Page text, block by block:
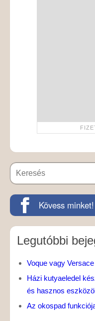
Kövess minket!
Legutóbbi
Voque vagy
Házi kutyaeledel
és hasznos
Az okospad